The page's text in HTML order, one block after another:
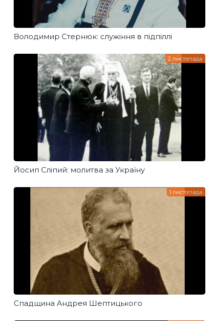
Володимир Стернюк: служіння в підпіллі
Йосип Сліпий: молитва за Україну
2 листопада
Спадщина Андрея Шептицького
1 листопада